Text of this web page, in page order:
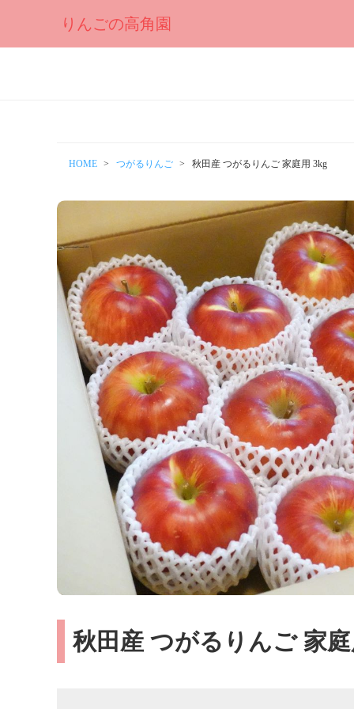
りんごの高角園
HOME つがるりんご 秋田産 つがるりんご 家庭用 3kg
秋田産 つがるりんご 家